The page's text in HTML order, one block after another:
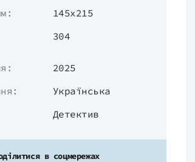
145х215
304
2025
Українська
Детектив
в соцмережах